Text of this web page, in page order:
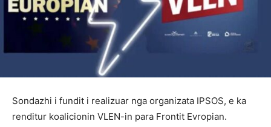
Sondazhi i fundit i realizuar nga organizata IPSOS, e ka
renditur koalicionin VLEN-in para Frontit Evropian.